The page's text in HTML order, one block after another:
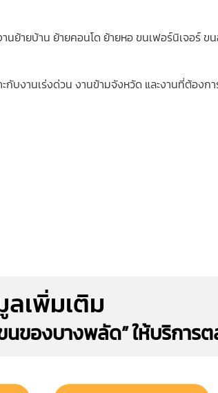
ย้ายบ้าน ย้ายคอนโด ย้ายหอ ขนเฟอร์นิเจอร์
กับงานเร่งด่วน งานข้ามจังหวัด และงานที่ต้อง
เพิ่มเติม
ของบางพลัด” ให้บริการ